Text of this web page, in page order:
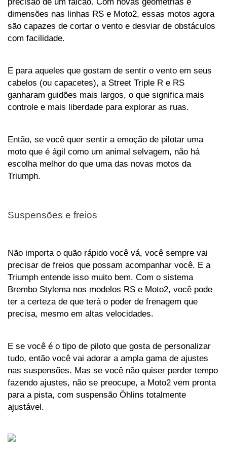
dimensões nas linhas RS e Moto2, essas motos agora
são capazes de cortar o vento e desviar de obstáculos
com facilidade.
E para aqueles que gostam de sentir o vento em seus
cabelos (ou capacetes), a Street Triple R e RS
ganharam guidões mais largos, o que significa mais
controle e mais liberdade para explorar as ruas.
Então, se você quer sentir a emoção de pilotar uma
moto que é ágil como um animal selvagem, não há
escolha melhor do que uma das novas motos da
Triumph.
Suspensões e freios
Não importa o quão rápido você vá, você sempre vai
precisar de freios que possam acompanhar você. E a
Triumph entende isso muito bem. Com o sistema
Brembo Stylema nos modelos RS e Moto2, você pode
ter a certeza de que terá o poder de frenagem que
precisa, mesmo em altas velocidades.
E se você é o tipo de piloto que gosta de personalizar
tudo, então você vai adorar a ampla gama de ajustes
nas suspensões. Mas se você não quiser perder tempo
fazendo ajustes, não se preocupe, a Moto2 vem pronta
para a pista, com suspensão Öhlins totalmente
ajustável.